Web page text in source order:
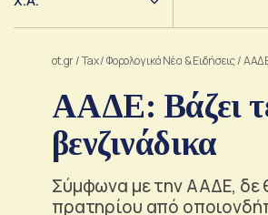
ot.gr/Tax/Φορολογικά Νέα & Eιδήσεις/
ΑΑΔΕ: Βάζει
βενζινάδικα
Σύμφωνα με την ΑΑΔΕ, δε
πρατηρίου από